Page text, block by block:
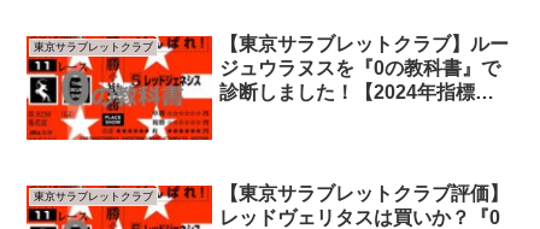
東京サラブレットクラブ
【東京サラブレットクラブ】ルー
ジュウラヌスを『0の教科書』で
診断しました！【2024年指標
東京サラブレットクラブ
【東京サラブレットクラブ評価】
レッドヴェリタスは買いか？『0